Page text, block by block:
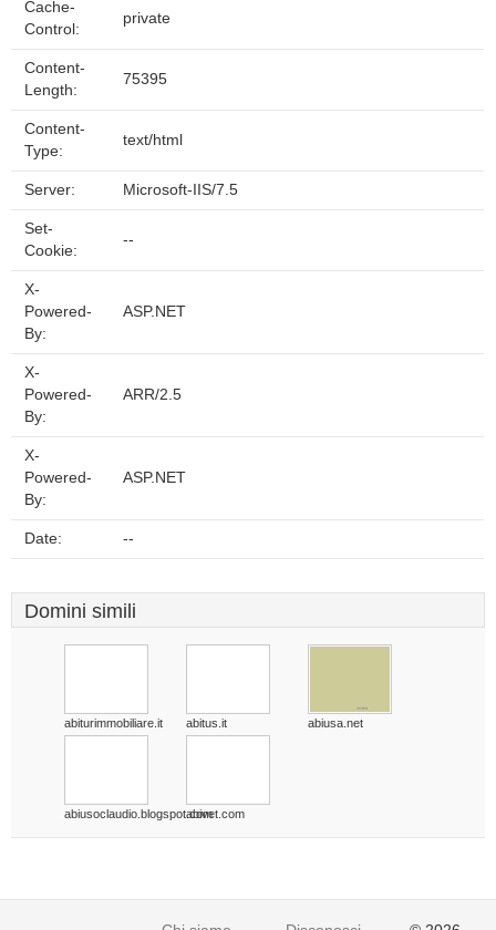
Cache-
Control:
private
Content-
Length:
75395
Content-
Type:
text/html
Server: Microsoft-IIS/7.5
Set-
Cookie:
--
X-
Powered-
By:
ASP.NET
X-
Powered-
By:
ARR/2.5
X-
Powered-
By:
ASP.NET
Date: --
Domini simili
abiturimmobiliare.it abitus.it abiusa.net
abiusoclaudio.blogspot.comabivet.com